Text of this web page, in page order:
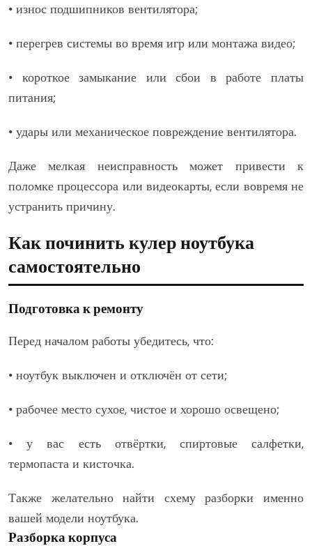
• износ подшипников вентилятора;
• перегрев системы во время игр или монтажа видео;
• короткое замыкание или сбои в работе платы
питания;
• удары или механическое повреждение вентилятора.
Даже мелкая неисправность может привести к
поломке процессора или видеокарты, если вовремя не
устранить причину.
Как починить кулер ноутбука
самостоятельно
Подготовка к ремонту
Перед началом работы убедитесь, что:
• ноутбук выключен и отключён от сети;
• рабочее место сухое, чистое и хорошо освещено;
• у вас есть отвёртки, спиртовые салфетки,
термопаста и кисточка.
Также желательно найти схему разборки именно
вашей модели ноутбука.
Разборка корпуса